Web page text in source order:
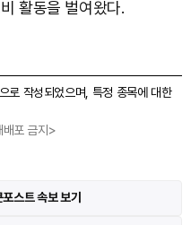
활동을 벌여왔다.
로 작성되었으며, 특정 종목에 대한
포 금지>
스트 속보 보기